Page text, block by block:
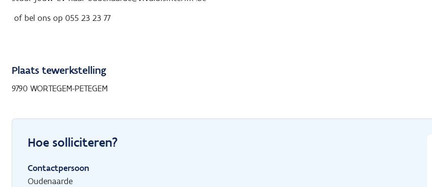
of bel ons op 055 23 23 77
Plaats tewerkstelling
9790 WORTEGEM-PETEGEM
Hoe solliciteren?
Contactpersoon
Oudenaarde